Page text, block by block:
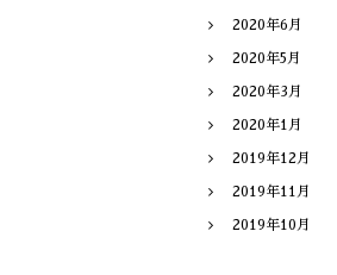
2020年6月
2020年5月
2020年3月
2020年1月
2019年12月
2019年11月
2019年10月